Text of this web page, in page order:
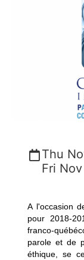
Thu
Fri
A l'occasion
pour 2018-
franco-
parole et de
éthique, se